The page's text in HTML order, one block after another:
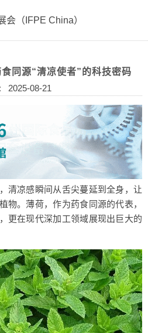
会（IFPE China）
同源“清凉使者”的科技密码
2025-08-21
清凉感瞬间从舌尖蔓延到全身，让
物。薄荷，作为药食同源的代表，
更在现代深加工领域展现出巨大的